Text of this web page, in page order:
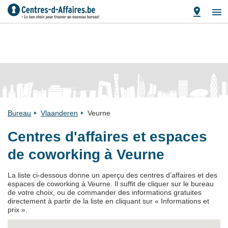
Bureau Vlaanderen Veurne
Centres d'affaires et espaces
de coworking à Veurne
La liste ci-dessous donne un aperçu des centres d’affaires et des
espaces de coworking à Veurne. Il suffit de cliquer sur le bureau
de votre choix, ou de commander des informations gratuites
directement à partir de la liste en cliquant sur « Informations et
prix ».